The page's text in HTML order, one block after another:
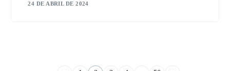
24 DE ABRIL DE 2024